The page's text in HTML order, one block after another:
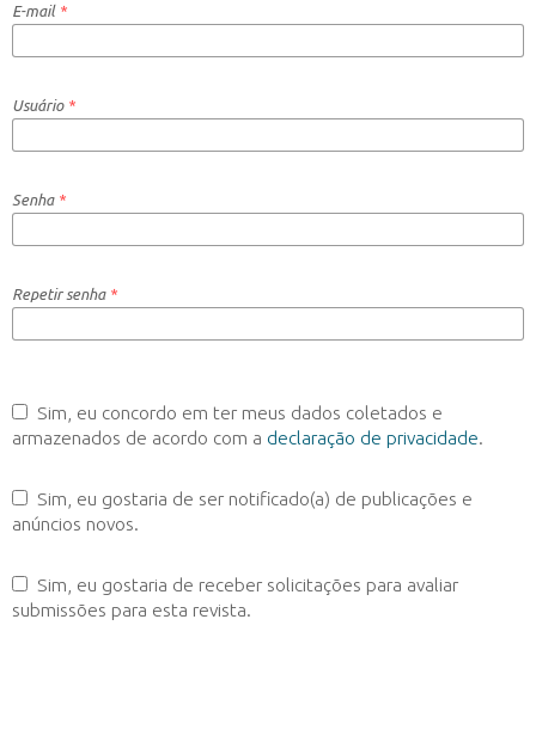
E-mail *
Usuário *
Senha *
Repetir senha *
armazenados de acordo com a declaração de privacidade.
anúncios novos.
submissões para esta revista.